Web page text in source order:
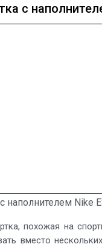
с
наполнителем Nike
похожая на
вместо